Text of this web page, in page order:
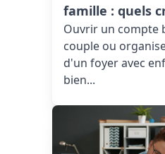
famille : quels
Ouvrir un compte
couple ou
d'un foyer avec
bien...